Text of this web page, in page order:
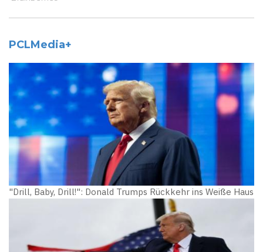
PCLMedia+
"Drill, Baby, Drill!": Donald Trumps Rückkehr ins Weiße Haus